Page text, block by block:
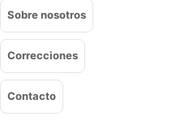
Sobre nosotros
Correcciones
Contacto